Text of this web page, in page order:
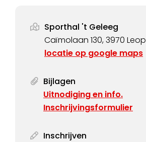
Sporthal 't Geleeg
Caïmolaan 130, 3970
locatie op google maps
Bijlagen
Uitnodiging en info.
Inschrijvingsformulier
Inschrijven